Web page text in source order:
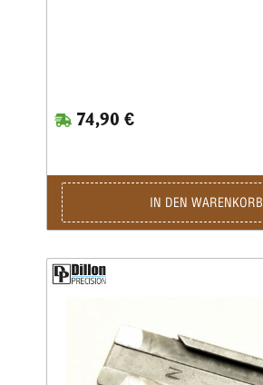
74,90 €
IN DEN WARENKORB